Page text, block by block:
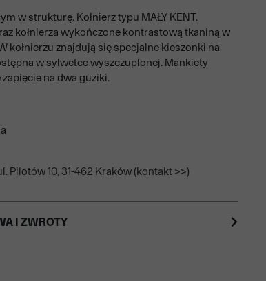
w strukturę. Kołnierz typu MAŁY KENT.
kołnierza wykończone kontrastową tkaniną w
kołnierzu znajdują się specjalne kieszonki na
w sylwetce wyszczuplonej. Mankiety
na dwa guziki.
Pilotów 10, 31-462 Kraków (kontakt >>)
I ZWROTY